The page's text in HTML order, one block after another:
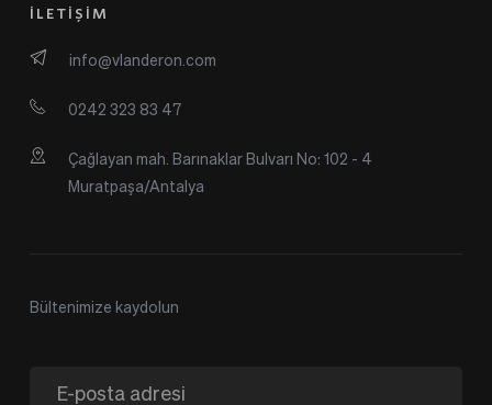
İLETİŞİM
info@vlanderon.com
0242 323 83 47
Çağlayan mah. Barınaklar Bulvarı No: 102 - 4
Muratpaşa/Antalya
Bültenimize kaydolun